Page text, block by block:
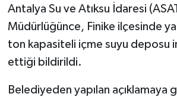
Antalya Su ve Atıksu İdaresi
Müdürlüğünce, Finike ilçesinde
ton kapasiteli içme suyu deposu
ettiği bildirildi.
Belediyeden yapılan açıklamaya